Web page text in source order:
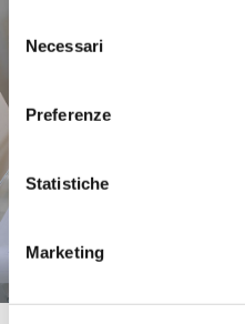
delNecessari
Preferenze
Statistiche
Marketing